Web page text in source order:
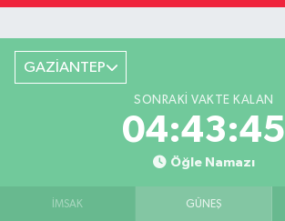
GAZİANTEP
SONRAKI VAKTE KALAN
04:43:44
Öğle Namazı
İMSAK GÜNEŞ